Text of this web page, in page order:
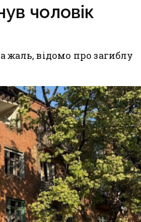
чоловік
жаль, відомо про загиблу